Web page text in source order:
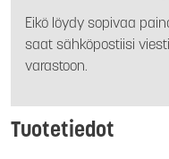
Eikö löydy sopivaa
saat sähköpostiisi
varastoon.
Tuotetiedot